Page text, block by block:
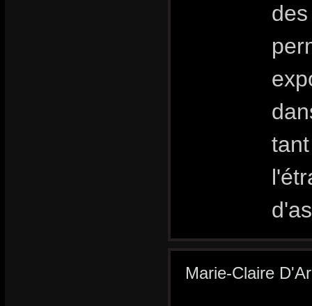
Marie-Claire